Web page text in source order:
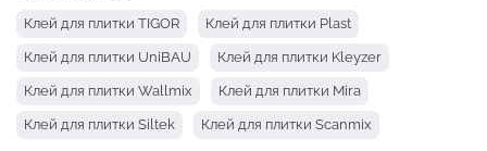
Клей для плитки TIGOR Клей для плитки Plast
Клей для плитки UniBAU Клей для плитки Kleyzer
Клей для плитки Wallmix Клей для плитки Mira
Клей для плитки Siltek Клей для плитки Scanmix